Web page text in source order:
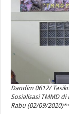
Dandim 0612/
Sosialisasi TMMD di
Rabu (02/09/